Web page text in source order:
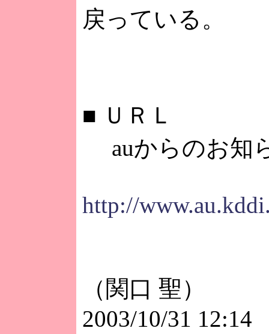
戻っている。
■ ＵＲＬ
auからのお知
http://
（関口 聖）
2003/10/31 12:14